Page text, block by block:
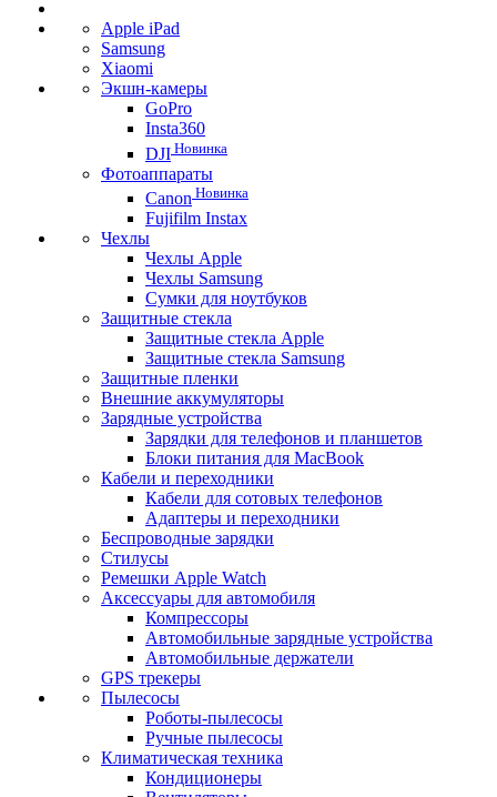
Apple iPad
Samsung
Xiaomi
Экшн-камеры
GoPro
Insta360
DJI Новинка
Фотоаппараты
Canon Новинка
Fujifilm Instax
Чехлы
Чехлы Apple
Чехлы Samsung
Сумки для ноутбуков
Защитные стекла
Защитные стекла Apple
Защитные стекла Samsung
Защитные пленки
Внешние аккумуляторы
Зарядные устройства
Зарядки для телефонов и планшетов
Блоки питания для MacBook
Кабели и переходники
Кабели для сотовых телефонов
Адаптеры и переходники
Беспроводные зарядки
Стилусы
Ремешки Apple Watch
Аксессуары для автомобиля
Компрессоры
Автомобильные зарядные устройства
Автомобильные держатели
GPS трекеры
Пылесосы
Роботы-пылесосы
Ручные пылесосы
Климатическая техника
Кондиционеры